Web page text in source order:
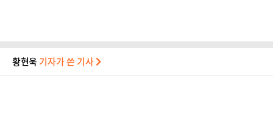
황현욱 기자가 쓴 기사